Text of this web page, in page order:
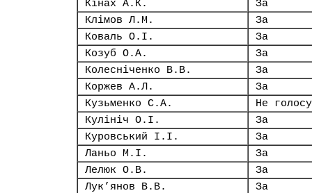
Кінах А.К.
За
Клімов Л.М.
За
Коваль О.І.
За
Козуб О.А.
За
Колесніченко В.В.
За
Коржев А.Л.
За
Кузьменко С.А.
Не
Кулініч О.І.
За
Куровський І.І.
За
Ланьо М.І.
За
Лелюк О.В.
За
Лук’янов В.В.
За